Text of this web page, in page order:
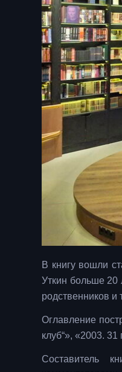
В книгу вошли
Уткин больше 20
родственников и
Оглавление
клуб“», «2003.
Составитель